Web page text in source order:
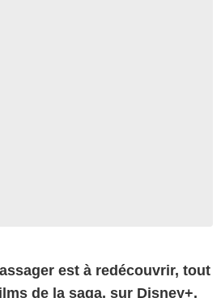
est à redécouvrir, tout
de la saga, sur Disney+.